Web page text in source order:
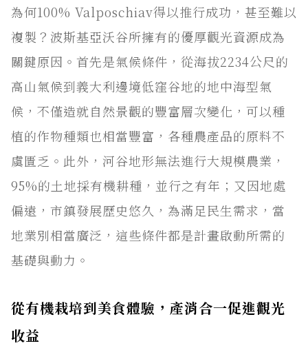
為何100% Valposchiav得以推行成功，甚至難以
複製？波斯基亞沃谷所擁有的優厚觀光資源成為
關鍵原因。首先是氣候條件，從海拔2234公尺的
高山氣候到義大利邊境低窪谷地的地中海型氣
候，不僅造就自然景觀的豐富層次變化，可以種
植的作物種類也相當豐富，各種農產品的原料不
虞匱乏。此外，河谷地形無法進行大規模農業，
95%的土地採有機耕種，並行之有年；又因地處
偏遠，市鎮發展歷史悠久，為滿足民生需求，當
地業別相當廣泛，這些條件都是計畫啟動所需的
基礎與動力。
從有機栽培到美食體驗，產消合一促進觀光
收益